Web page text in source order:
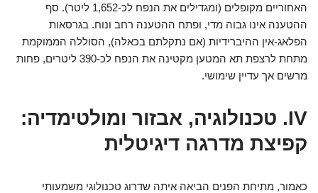
האחוריים מקופלים (ומגדילים את הנפח לכ-1,652 ליטר). סף
ההטענה אינו גבוה מדי, ופתח ההטענה רחב ונוח. בגרסאות
הפלאג-אין ההיברידיות (אם נתקלתם בכאלה), הסוללה הממוקמת
מתחת לרצפת תא המטען מקטינה את הנפח לכ-390 ליטרים, פחות
מרשים אך עדיין שימושי.
IV. טכנולוגיה, אבזור ומולטימדיה:
קפיצת מדרגה דיגיטלית
כאמור, מתיחת הפנים הביאה איתה שדרוג טכנולוגי משמעותי